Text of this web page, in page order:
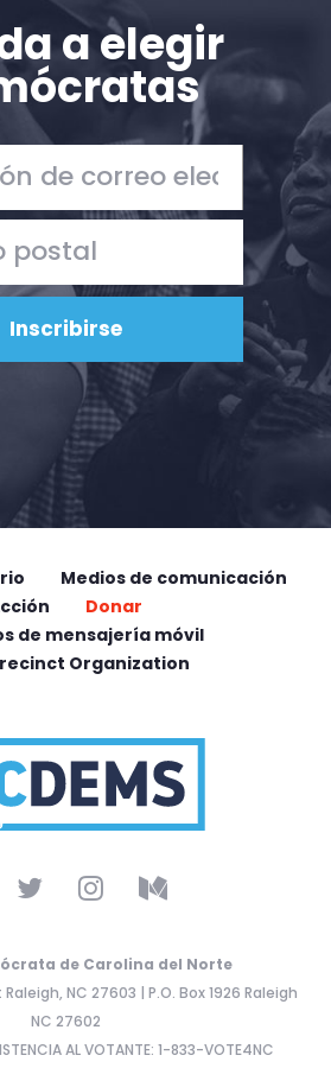
a elegir
Medios de comunicación
Donar
de mensajería móvil
Organization
de Carolina del Norte
NC 27603 | P.O. Box 1926 Raleigh
NC 27602
AL VOTANTE: 1-833-VOTE4NC